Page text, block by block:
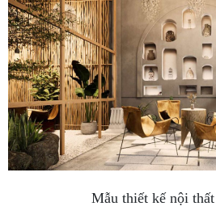
Mẫu thiết kế nội